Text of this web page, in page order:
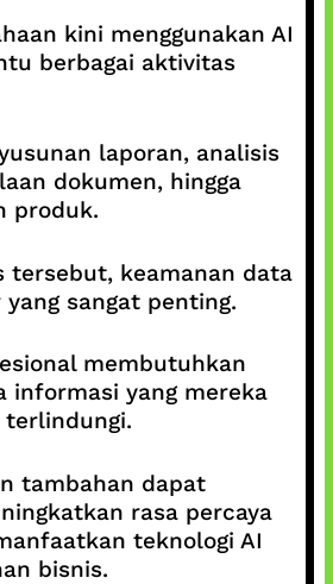
kini menggunakan AI
berbagai aktivitas
laporan, analisis
dokumen, hingga
produk.
tersebut, keamanan data
sangat penting.
membutuhkan
informasi yang mereka
tambahan dapat
rasa percaya
teknologi AI
bisnis.